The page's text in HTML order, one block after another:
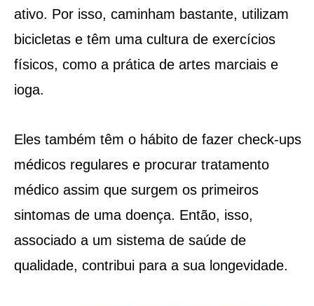
ativo. Por isso, caminham bastante, utilizam
bicicletas e têm uma cultura de exercícios
físicos, como a prática de artes marciais e
ioga.
Eles também têm o hábito de fazer check-ups
médicos regulares e procurar tratamento
médico assim que surgem os primeiros
sintomas de uma doença. Então, isso,
associado a um sistema de saúde de
qualidade, contribui para a sua longevidade.